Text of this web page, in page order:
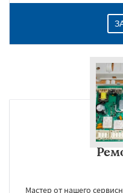
Мастер от нашего